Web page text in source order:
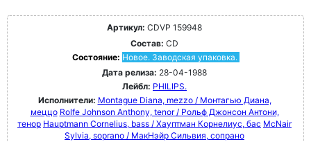
Артикул: CDVP 159948
Состав: CD
Состояние: Новое. Заводская упаковка.
Дата релиза: 28-04-1988
Лейбл: PHILIPS.
Исполнители: Montague Diana, mezzo / Монтагью Диана,
меццо Rolfe Johnson Anthony, tenor / Рольф Джонсон Антони,
тенор Hauptmann Cornelius, bass / Хауптман Корнелиус, бас McNair
Sylvia, soprano / МакНэйр Сильвия, сопрано